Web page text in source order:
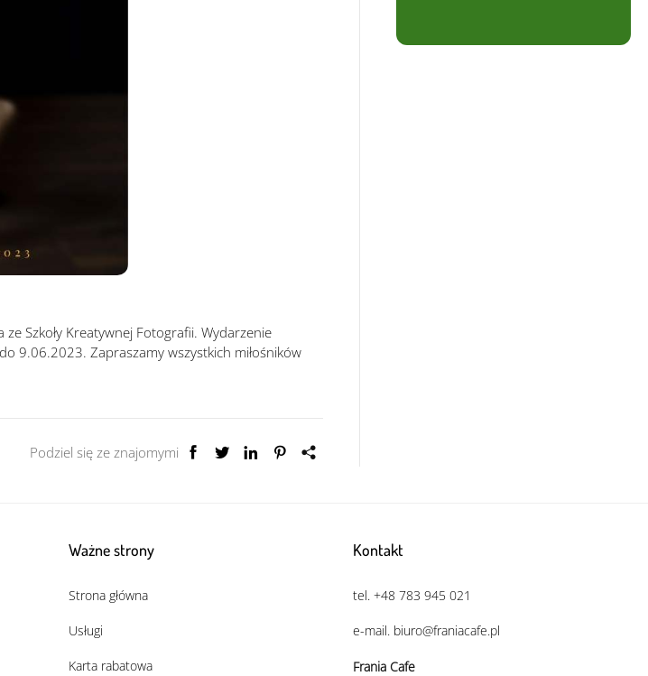
Szkoły Kreatywnej Fotografii. Wydarzenie
9.06.2023. Zapraszamy wszystkich miłośników
Podziel się ze znajomymi
Ważne strony
Strona główna
Usługi
Karta rabatowa
Kontakt
tel. +48 783 945 021
e-mail. biuro@franiacafe.pl
Frania Cafe